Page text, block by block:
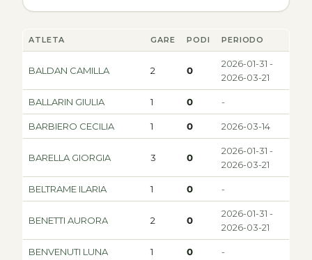
ATLETA GARE PODI PERIODO
BALDAN CAMILLA 2 0
2026-01-31 -
2026-03-21
BALLARIN GIULIA 1 0 -
BARBIERO CECILIA 1 0 2026-03-14
BARELLA GIORGIA 3 0
2026-01-31 -
2026-03-21
BELTRAME ILARIA 1 0 -
BENETTI AURORA 2 0
2026-01-31 -
2026-03-21
BENVENUTI LUNA 1 0 -